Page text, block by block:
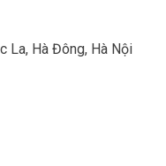
La, Hà Đông, Hà Nội